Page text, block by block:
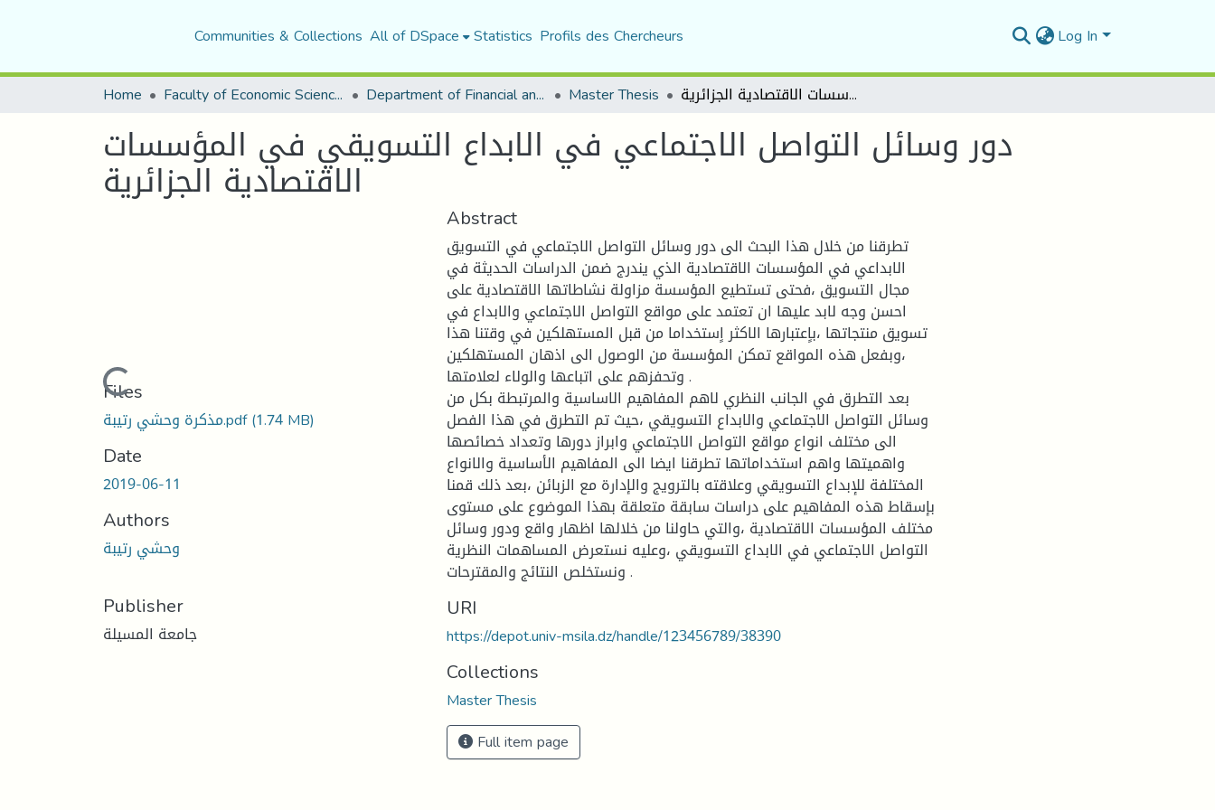
Communities & Collections All of DSpace Statistics Profils des Chercheurs Log In
Home Faculty of Economic Sciences, Commerce and Management Sciences Department of Financial and Accounting Sciences Master Thesis دور وسائل التواصل الاجتماعي في الابداع التسويقي في المؤسسات الاقتصادية الجزائرية
دور وسائل التواصل الاجتماعي في الابداع التسويقي في المؤسسات
الاقتصادية الجزائرية
Loading...
Files
مذكرة وحشي رتيبة.pdf(1.74 MB)
Date
2019-06-11
Authors
وحشي رتيبة
Publisher
جامعة المسيلة
Abstract
تطرقنا من خلال هذا البحث الى دور وسائل التواصل الاجتماعي في التسويق
الابداعي في المؤسسات الاقتصادية الذي يندرج ضمن الدراسات الحديثة في
مجال التسويق ،فحتى تستطيع المؤسسة مزاولة نشاطاتها الاقتصادية على
احسن وجه لابد عليها ان تعتمد على مواقع التواصل الاجتماعي والابداع في
تسويق منتجاتها ،باٍعتبارها الاكثر اٍستخداما من قبل المستهلكين في وقتنا هذا
،وبفعل هذه المواقع تمكن المؤسسة من الوصول الى اذهان المستهلكين
وتحفزهم على اتباعها والولاء لعلامتها .
بعد التطرق في الجانب النظري لاهم المفاهيم الاساسية والمرتبطة بكل من
وسائل التواصل الاجتماعي والابداع التسويقي ،حيث تم التطرق في هذا الفصل
الى مختلف انواع مواقع التواصل الاجتماعي وابراز دورها وتعداد خصائصها
واهميتها واهم استخداماتها تطرقنا ايضا الى المفاهيم الأساسية والانواع
المختلفة للإبداع التسويقي وعلاقته بالترويج والإدارة مع الزبائن ،بعد ذلك قمنا
بإسقاط هذه المفاهيم على دراسات سابقة متعلقة بهذا الموضوع على مستوى
مختلف المؤسسات الاقتصادية ،والتي حاولنا من خلالها اظهار واقع ودور وسائل
التواصل الاجتماعي في الابداع التسويقي ،وعليه نستعرض المساهمات النظرية
ونستخلص النتائج والمقترحات .
URI
https://depot.univ-msila.dz/handle/123456789/38390
Collections
Master Thesis
Full item page